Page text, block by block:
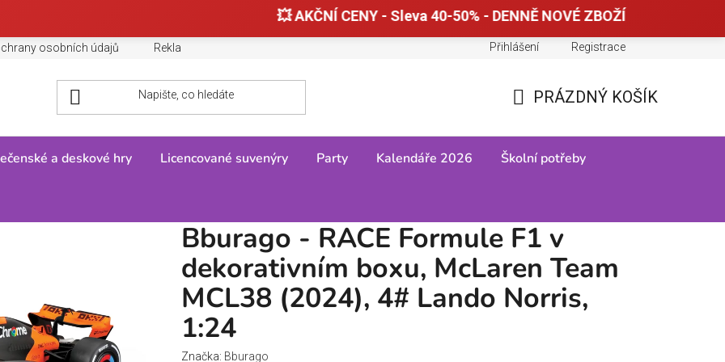
💥 AKČNÍ CENY - Sleva 40-50% - DENNĚ NOVÉ ZBOŽÍ
osobních údajů Reklamace, výměny a vrácení zboží Tabulky velikostí
Přihlášení Registrace
KOŠÍK
PRÁZDNÝ KOŠÍK
a deskové hry Licencované suvenýry Party Kalendáře 2026 Školní potřeby
Bburago - RACE Formule F1 v
dekorativním boxu, McLaren Team
MCL38 (2024), 4# Lando Norris,
1:24
Značka: Bburago